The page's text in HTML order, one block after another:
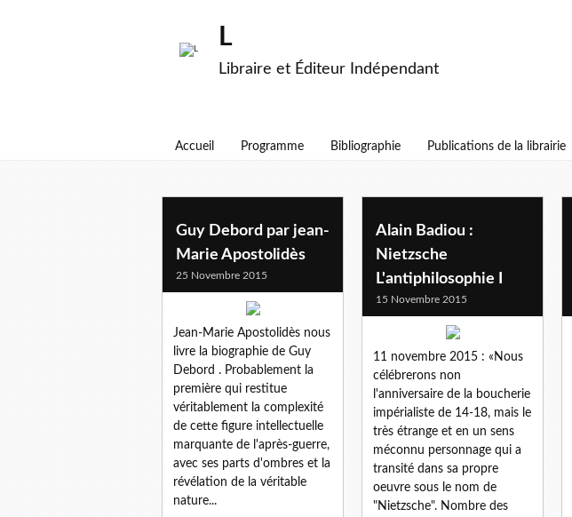
L
Libraire et Éditeur Indépendant
Accueil Programme Bibliographie Publications de la librairie
litterature
Guy Debord par jean-
Marie Apostolidès
25 Novembre 2015
Jean-Marie Apostolidès nous
livre la biographie de Guy
Debord . Probablement la
première qui restitue
véritablement la complexité
de cette figure intellectuelle
marquante de l'après-guerre,
avec ses parts d'ombres et la
révélation de la véritable
nature...
Alain Badiou :
Nietzsche
L'antiphilosophie I
15 Novembre 2015
11 novembre 2015 : «Nous
célébrerons non
l'anniversaire de la boucherie
impérialiste de 14-18, mais le
très étrange et en un sens
méconnu personnage qui a
transité dans sa propre
oeuvre sous le nom de
"Nietzsche". Nombre des